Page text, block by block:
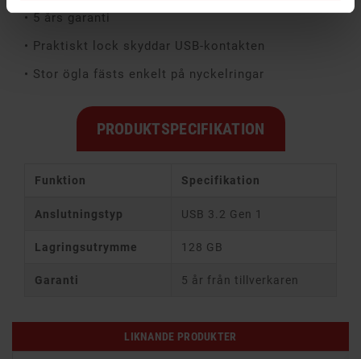
• 5 års garanti
• Praktiskt lock skyddar USB-kontakten
• Stor ögla fästs enkelt på nyckelringar
PRODUKTSPECIFIKATION
Funktion Specifikation
Anslutningstyp USB 3.2 Gen 1
Lagringsutrymme 128 GB
Garanti 5 år från tillverkaren
LIKNANDE PRODUKTER